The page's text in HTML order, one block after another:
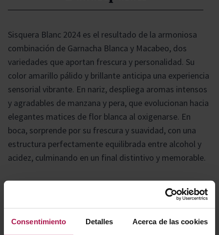
Consentimiento Detalles Acerca de las cookies
Sisquera Blanc 2024 es el resultado de la armoniosa
combinación de Garnacha Blanca y Macabeo, dos
variedades que aportan frescura y personalidad. Su
color amarillo pálido y brillante anticipa una experiencia
sensorial vibrante. En nariz, despliega aromas intensos
y agradables de manzana y pera, que evolucionan hacia
elegantes matices de flor blanca al oxigenarse. En
boca, sorprende por su frescura y suavidad, con una
estructura perfectamente equilibrada entre alcohol y
acidez, culminando en un final distintivo y memorable.
Es un vino versátil que realza una amplia variedad de